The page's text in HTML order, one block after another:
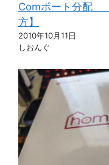
Comポート分配
方】
2010年10月11日
しおんぐ